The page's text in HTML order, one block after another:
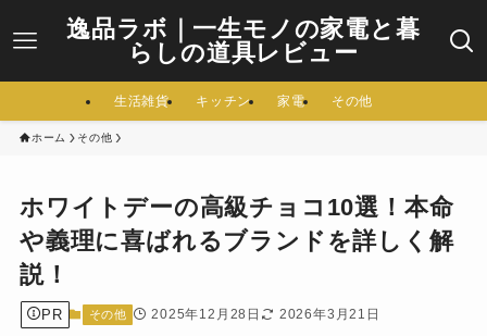
逸品ラボ｜一生モノの家電と暮
らしの道具レビュー
生活雑貨 キッチン 家電 その他
ホーム その他
ホワイトデーの高級チョコ10選！本命
や義理に喜ばれるブランドを詳しく解
説！
PR その他 2025年12月28日 2026年3月21日